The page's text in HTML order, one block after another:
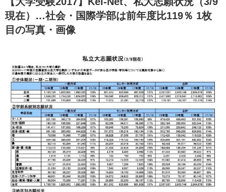
現在）…社会・国際学部は前年度比119％ 1枚
目の写真・画像